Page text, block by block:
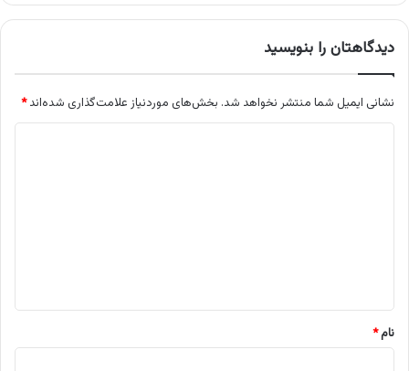
دیدگاهتان را بنویسید
نشانی ایمیل شما منتشر نخواهد شد. بخش‌های موردنیاز علامت‌گذاری شده‌اند*
نام*